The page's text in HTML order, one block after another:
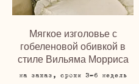
Мягкое изголовье с
гобеленовой обивкой в
стиле Вильяма Морриса
на заказ, сроки 3-6 недель